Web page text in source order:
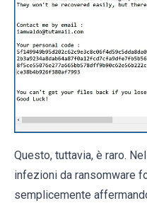
Questo, tuttavia, è raro.
infezioni da ransomware
semplicemente